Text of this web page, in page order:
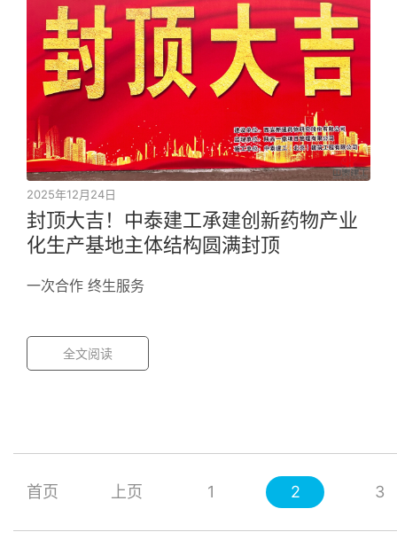
2025年12月24日
封顶大吉！中泰建工承建创新药物产业
化生产基地主体结构圆满封顶
一次合作 终生服务
全文阅读
首页 上页 1 2 3